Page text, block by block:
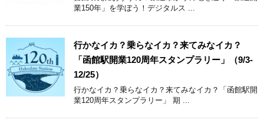
業150年」を学ぼう！デジタルス ...
行かなイカ？乗らなイカ？来てみなイカ？
「函館駅開業120周年スタンプラリー」（9/3-
12/25）
行かなイカ？乗らなイカ？来てみなイカ？「函館駅開
業120周年スタンプラリー」 期 ...